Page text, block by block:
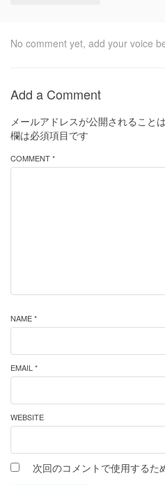
No comment yet, add your voice
Add a Comment
メールアドレスが公開されること
欄は必須項目です
COMMENT *
NAME *
EMAIL *
WEBSITE
次回のコメントで使用する